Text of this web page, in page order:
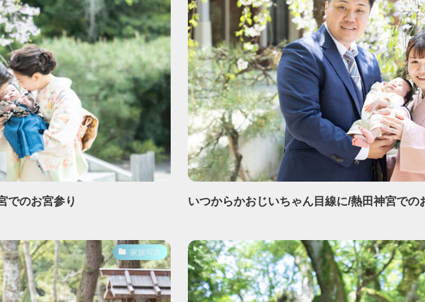
でのお宮参り いつからかおじいちゃん目線に/熱田神宮での
家族写真